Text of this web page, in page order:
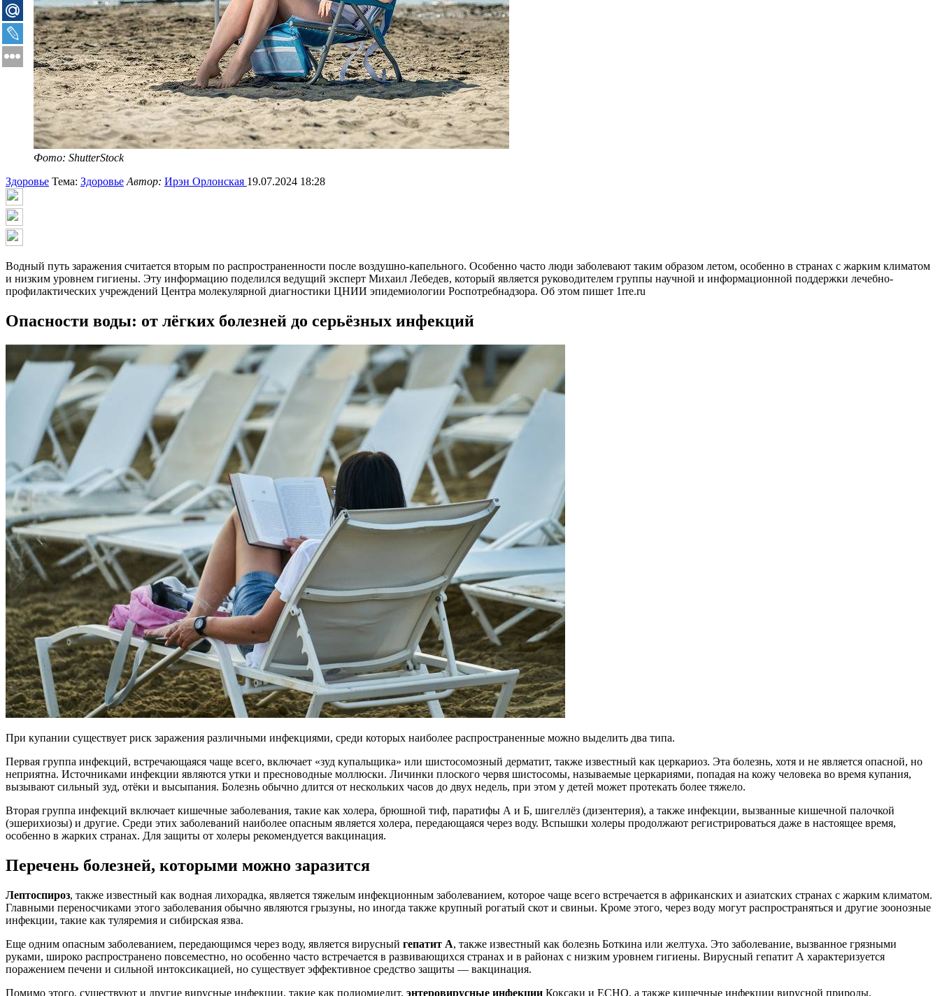
Фото: ShutterStock
Здоровье Тема: Здоровье Автор: Ирэн Орлонская 19.07.2024 18:28
Водный путь заражения считается вторым по распространенности после воздушно-капельного. Особенно часто люди заболевают таким образом летом, особенно в странах с жарким климатом
и низким уровнем гигиены. Эту информацию поделился ведущий эксперт Михаил Лебедев, который является руководителем группы научной и информационной поддержки лечебно-
профилактических учреждений Центра молекулярной диагностики ЦНИИ эпидемиологии Роспотребнадзора. Об этом пишет 1rre.ru
Опасности воды: от лёгких болезней до серьёзных инфекций
При купании существует риск заражения различными инфекциями, среди которых наиболее распространенные можно выделить два типа.
Первая группа инфекций, встречающаяся чаще всего, включает «зуд купальщика» или шистосомозный дерматит, также известный как церкариоз. Эта болезнь, хотя и не является опасной, но
неприятна. Источниками инфекции являются утки и пресноводные моллюски. Личинки плоского червя шистосомы, называемые церкариями, попадая на кожу человека во время купания,
вызывают сильный зуд, отёки и высыпания. Болезнь обычно длится от нескольких часов до двух недель, при этом у детей может протекать более тяжело.
Вторая группа инфекций включает кишечные заболевания, такие как холера, брюшной тиф, паратифы А и Б, шигеллёз (дизентерия), а также инфекции, вызванные кишечной палочкой
(эшерихиозы) и другие. Среди этих заболеваний наиболее опасным является холера, передающаяся через воду. Вспышки холеры продолжают регистрироваться даже в настоящее время,
особенно в жарких странах. Для защиты от холеры рекомендуется вакцинация.
Перечень болезней, которыми можно заразится
Лептоспироз, также известный как водная лихорадка, является тяжелым инфекционным заболеванием, которое чаще всего встречается в африканских и азиатских странах с жарким климатом.
Главными переносчиками этого заболевания обычно являются грызуны, но иногда также крупный рогатый скот и свиньи. Кроме этого, через воду могут распространяться и другие зоонозные
инфекции, такие как туляремия и сибирская язва.
Еще одним опасным заболеванием, передающимся через воду, является вирусный гепатит А, также известный как болезнь Боткина или желтуха. Это заболевание, вызванное грязными
руками, широко распространено повсеместно, но особенно часто встречается в развивающихся странах и в районах с низким уровнем гигиены. Вирусный гепатит А характеризуется
поражением печени и сильной интоксикацией, но существует эффективное средство защиты — вакцинация.
Помимо этого, существуют и другие вирусные инфекции, такие как полиомиелит, энтеровирусные инфекции Коксаки и ЕСНО, а также кишечные инфекции вирусной природы.